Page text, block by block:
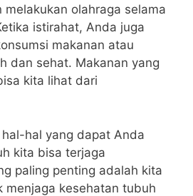
melakukan olahraga selama
istirahat, Anda juga
makanan atau
dan sehat. Makanan yang
kita lihat dari
hal yang dapat Anda
kita bisa terjaga
paling penting adalah kita
menjaga kesehatan tubuh